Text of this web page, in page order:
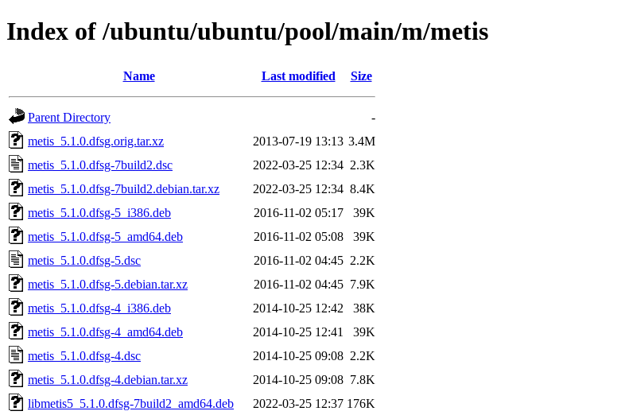
Index of /ubuntu/ubuntu/pool/main/m/metis
Name Last modified Size
Parent Directory
-
metis_5.1.0.dfsg.orig.tar.xz
2013-07-19 13:13 3.4M
metis_5.1.0.dfsg-7build2.dsc
2022-03-25 12:34 2.3K
metis_5.1.0.dfsg-7build2.debian.tar.xz
2022-03-25 12:34 8.4K
metis_5.1.0.dfsg-5_i386.deb
2016-11-02 05:17
39K
metis_5.1.0.dfsg-5_amd64.deb
2016-11-02 05:08
39K
metis_5.1.0.dfsg-5.dsc
2016-11-02 04:45 2.2K
metis_5.1.0.dfsg-5.debian.tar.xz
2016-11-02 04:45 7.9K
metis_5.1.0.dfsg-4_i386.deb
2014-10-25 12:42
38K
metis_5.1.0.dfsg-4_amd64.deb
2014-10-25 12:41
39K
metis_5.1.0.dfsg-4.dsc
2014-10-25 09:08 2.2K
metis_5.1.0.dfsg-4.debian.tar.xz
2014-10-25 09:08 7.8K
libmetis5_5.1.0.dfsg-7build2_amd64.deb
2022-03-25 12:37 176K